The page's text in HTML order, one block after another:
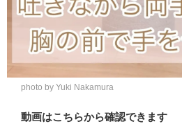
photo by Yuki Nakamura
動画はこちらから確認できます